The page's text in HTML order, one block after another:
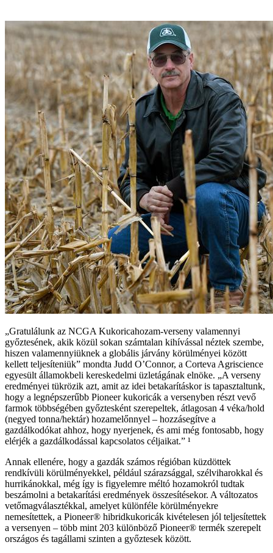
„Gratulálunk az NCGA Kukoricahozam-verseny valamennyi
győztesének, akik közül sokan számtalan kihívással néztek szembe,
hiszen valamennyiüknek a globális járvány körülményei között
kellett teljesíteniük” mondta Judd O’Connor, a Corteva Agriscience
egyesült államokbeli kereskedelmi üzletágának elnöke. „A verseny
eredményei tükrözik azt, amit az idei betakarításkor is tapasztaltunk,
hogy a legnépszerűbb Pioneer kukoricák a versenyben részt vevő
farmok többségében győztesként szerepeltek, átlagosan 4 véka/hold
(negyed tonna/hektár) hozamelőnnyel – hozzásegítve a
gazdálkodókat ahhoz, hogy nyerjenek, és ami még fontosabb, hogy
elérjék a gazdálkodással kapcsolatos céljaikat.” ¹
Annak ellenére, hogy a gazdák számos régióban küzdöttek
rendkívüli körülményekkel, például szárazsággal, szélviharokkal és
hurrikánokkal, még így is figyelemre méltó hozamokról tudtak
beszámolni a betakarítási eredmények összesítésekor. A változatos
vetőmagválasztékkal, amelyet különféle körülményekre
nemesítettek, a Pioneer® hibridkukoricák kivételesen jól teljesítettek
a versenyen – több mint 203 különböző Pioneer® termék szerepelt
országos és tagállami szinten a győztesek között.